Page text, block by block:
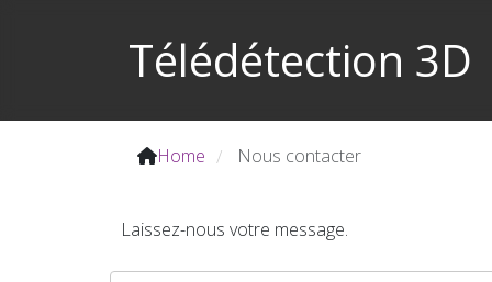
Télédétection 3D
Home / Nous contacter
Laissez-nous votre message.